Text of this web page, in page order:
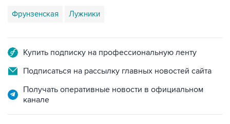
Фрунзенская Лужники
Купить подписку на профессиональную ленту
Подписаться на рассылку главных новостей сайта
Получать оперативные новости в официальном
канале